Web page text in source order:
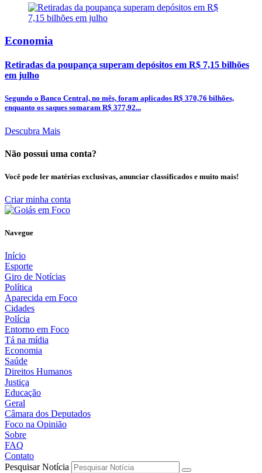
Economia
Retiradas da poupança superam depósitos em R$ 7,15 bilhões
em julho
Segundo o Banco Central, no mês, foram aplicados R$ 370,76 bilhões,
enquanto os saques somaram R$ 377,92...
Descubra Mais
Não possui uma conta?
Você pode ler matérias exclusivas, anunciar classificados e muito mais!
Criar minha conta
Navegue
Início
Esporte
Giro de Notícias
Política
Aparecida em Foco
Cidades
Polícia
Entorno em Foco
Tá na mídia
Economia
Saúde
Direitos Humanos
Justiça
Educação
Geral
Câmara dos Deputados
Foco na Opinião
Sobre
FAQ
Contato
Pesquisar Notícia